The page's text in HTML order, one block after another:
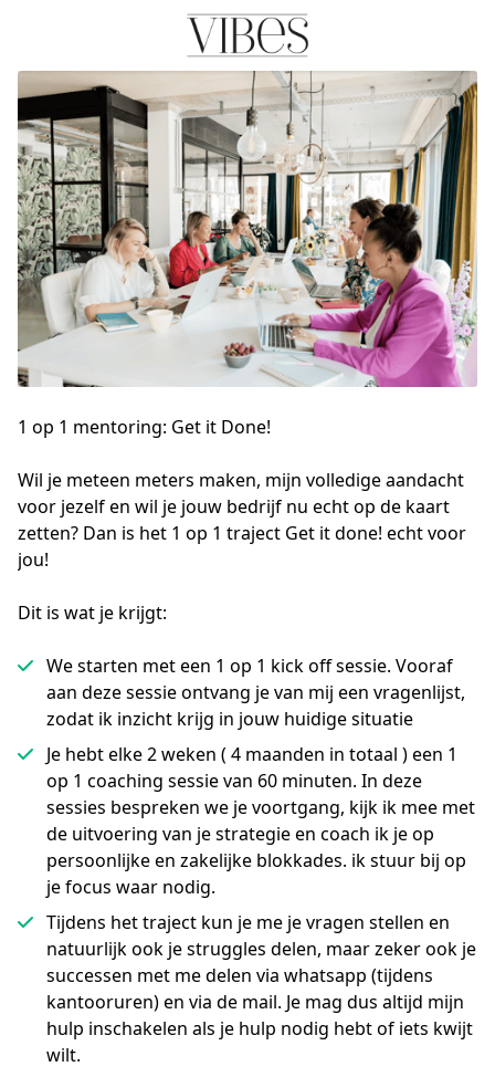
1 op 1 mentoring: Get it Done!
Wil je meteen meters maken, mijn volledige aandacht
voor jezelf en wil je jouw bedrijf nu echt op de kaart
zetten? Dan is het 1 op 1 traject Get it done! echt voor
jou!
Dit is wat je krijgt:
We starten met een 1 op 1 kick off sessie. Vooraf
aan deze sessie ontvang je van mij een vragenlijst,
zodat ik inzicht krijg in jouw huidige situatie
Je hebt elke 2 weken ( 4 maanden in totaal ) een 1
op 1 coaching sessie van 60 minuten. In deze
sessies bespreken we je voortgang, kijk ik mee met
de uitvoering van je strategie en coach ik je op
persoonlijke en zakelijke blokkades. ik stuur bij op
je focus waar nodig.
Tijdens het traject kun je me je vragen stellen en
natuurlijk ook je struggles delen, maar zeker ook je
successen met me delen via whatsapp (tijdens
kantooruren) en via de mail. Je mag dus altijd mijn
hulp inschakelen als je hulp nodig hebt of iets kwijt
wilt.